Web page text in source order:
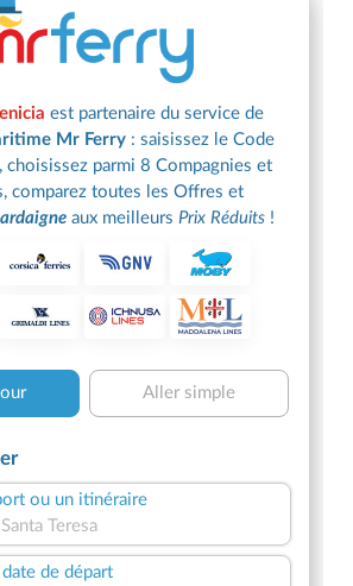
Plages
Golf
Ferries
Gallerie
Contacts
Offres Vacances